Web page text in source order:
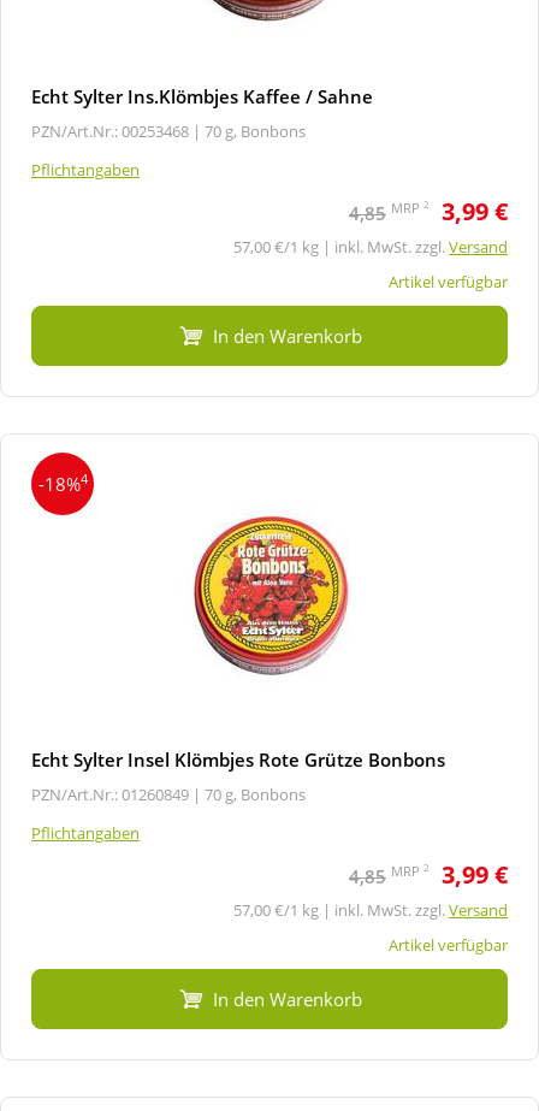
Echt Sylter Ins.Klömbjes Kaffee / Sahne
PZN/Art.Nr.: 00253468 | 70 g, Bonbons
Pflichtangaben
4,85 MRP 2 3,99 €
57,00 €/1 kg | inkl. MwSt. zzgl.Versand
Artikel verfügbar
In den Warenkorb
-18%4
Echt Sylter Insel Klömbjes Rote Grütze Bonbons
PZN/Art.Nr.: 01260849 | 70 g, Bonbons
Pflichtangaben
4,85 MRP 2 3,99 €
57,00 €/1 kg | inkl. MwSt. zzgl.Versand
Artikel verfügbar
In den Warenkorb